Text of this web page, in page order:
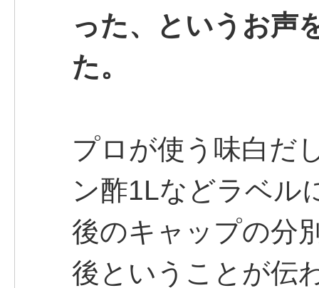
った、というお声
た。
プロが使う味白だ
ン酢1Lなどラベル
後のキャップの分
後ということが伝